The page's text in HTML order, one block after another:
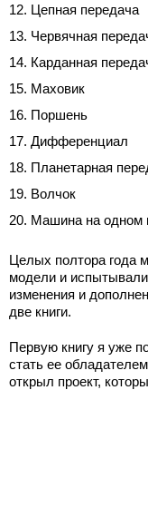
Цепная передача
Червячная
Карданная
Маховик
Поршень
Дифференциал
Планетарная
Волчок
Машина на одном
Целых полтора года
модели и испытывали
изменения и
две книги.
Первую книгу я уже
стать ее
открыл проект,